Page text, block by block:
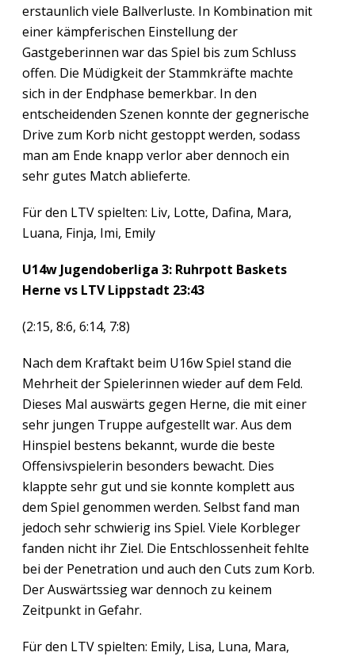
erstaunlich viele Ballverluste. In Kombination mit
einer kämpferischen Einstellung der
Gastgeberinnen war das Spiel bis zum Schluss
offen. Die Müdigkeit der Stammkräfte machte
sich in der Endphase bemerkbar. In den
entscheidenden Szenen konnte der gegnerische
Drive zum Korb nicht gestoppt werden, sodass
man am Ende knapp verlor aber dennoch ein
sehr gutes Match ablieferte.
Für den LTV spielten: Liv, Lotte, Dafina, Mara,
Luana, Finja, Imi, Emily
U14w Jugendoberliga 3: Ruhrpott Baskets
Herne vs LTV Lippstadt 23:43
(2:15, 8:6, 6:14, 7:8)
Nach dem Kraftakt beim U16w Spiel stand die
Mehrheit der Spielerinnen wieder auf dem Feld.
Dieses Mal auswärts gegen Herne, die mit einer
sehr jungen Truppe aufgestellt war. Aus dem
Hinspiel bestens bekannt, wurde die beste
Offensivspielerin besonders bewacht. Dies
klappte sehr gut und sie konnte komplett aus
dem Spiel genommen werden. Selbst fand man
jedoch sehr schwierig ins Spiel. Viele Korbleger
fanden nicht ihr Ziel. Die Entschlossenheit fehlte
bei der Penetration und auch den Cuts zum Korb.
Der Auswärtssieg war dennoch zu keinem
Zeitpunkt in Gefahr.
Für den LTV spielten: Emily, Lisa, Luna, Mara,